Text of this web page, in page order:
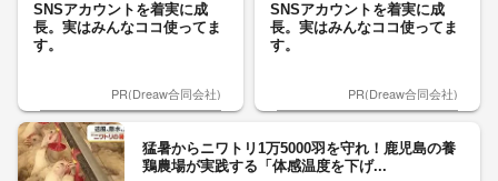
SNSアカウントを着実に成
長。実はみんなココ使ってま
す。
PR(Dreaw合同会社)
SNSアカウントを着実に成
長。実はみんなココ使ってま
す。
PR(Dreaw合同会社)
猛暑からニワトリ1万5000羽を守れ！鹿児島の養
鶏農場が実践する「体感温度を下げ...